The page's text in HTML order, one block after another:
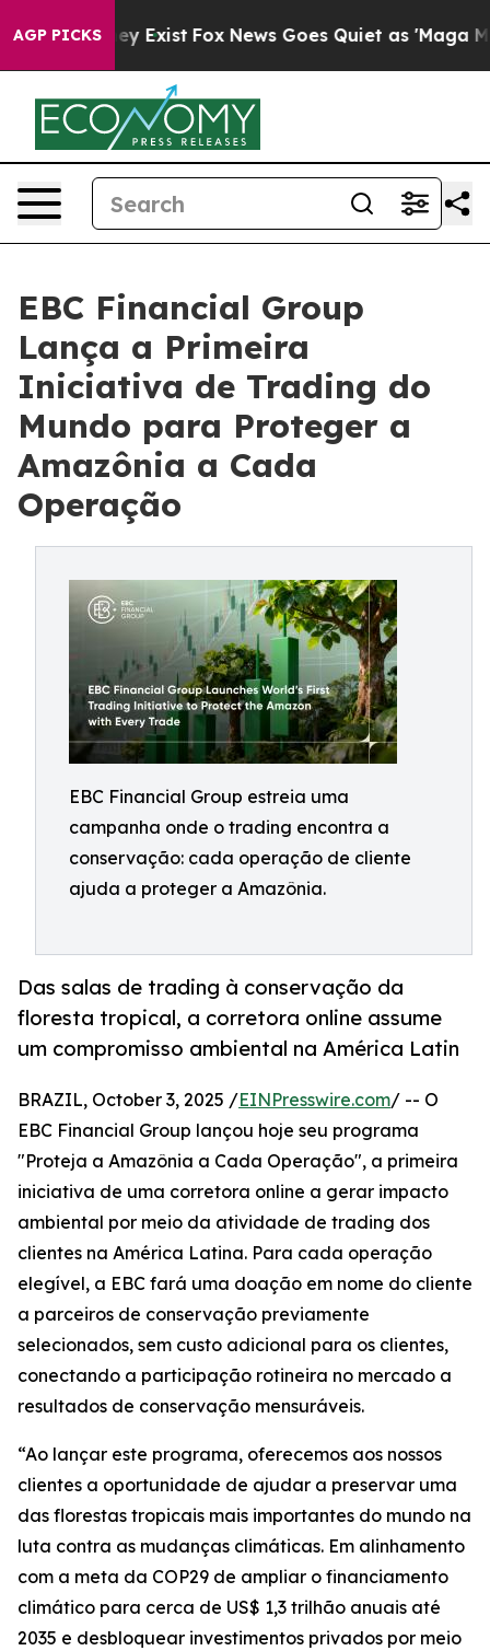
AGP PICKS
They Exist Fox News Goes Quiet as 'Maga
EBC Financial Group
Lança a Primeira
Iniciativa de Trading do
Mundo para Proteger a
Amazônia a Cada
Operação
EBC Financial Group estreia uma
campanha onde o trading encontra a
conservação: cada operação de cliente
ajuda a proteger a Amazônia.
Das salas de trading à conservação da
floresta tropical, a corretora online assume
um compromisso ambiental na América Latin
BRAZIL, October 3, 2025 /EINPresswire.com/ -- O
EBC Financial Group lançou hoje seu programa
"Proteja a Amazônia a Cada Operação", a primeira
iniciativa de uma corretora online a gerar impacto
ambiental por meio da atividade de trading dos
clientes na América Latina. Para cada operação
elegível, a EBC fará uma doação em nome do cliente
a parceiros de conservação previamente
selecionados, sem custo adicional para os clientes,
conectando a participação rotineira no mercado a
resultados de conservação mensuráveis.
“Ao lançar este programa, oferecemos aos nossos
clientes a oportunidade de ajudar a preservar uma
das florestas tropicais mais importantes do mundo na
luta contra as mudanças climáticas. Em alinhamento
com a meta da COP29 de ampliar o financiamento
climático para cerca de US$ 1,3 trilhão anuais até
2035 e desbloquear investimentos privados por meio